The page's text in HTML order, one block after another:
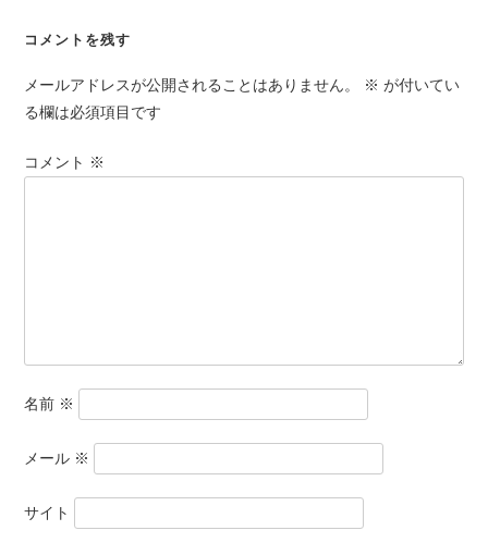
コメントを残す
メールアドレスが公開されることはありません。 ※ が付いてい
る欄は必須項目です
コメント ※
名前 ※
メール ※
サイト